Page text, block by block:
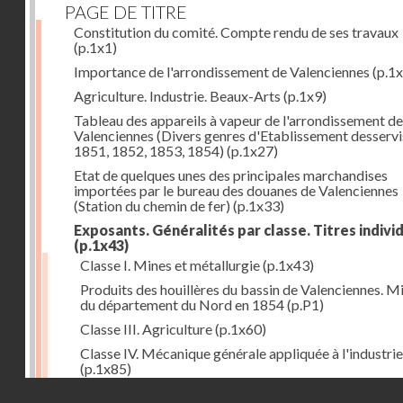
PAGE DE TITRE
Constitution du comité. Compte rendu de ses travaux
(p.1x1)
Importance de l'arrondissement de Valenciennes
Agriculture. Industrie. Beaux-Arts (p.1x9)
Tableau des appareils à vapeur de l'arrondissement de
Valenciennes (Divers genres d'Etablissement
1851, 1852, 1853, 1854) (p.1x27)
Etat de quelques unes des principales marchandises
importées par le bureau des douanes de Valenciennes
(Station du chemin de fer) (p.1x33)
Exposants. Généralités par classe. Titres
(p.1x43)
Classe I. Mines et métallurgie(p.1x43)
Produits des houillères du bassin de Valenciennes.
du département du Nord en 1854(p.P1)
Classe III. Agriculture(p.1x60)
Classe IV. Mécanique générale appliquée à l'industrie
(p.1x85)